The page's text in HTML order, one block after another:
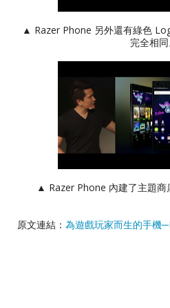
▲ Razer Phone 另外還有綠色
完全相同
▲ Razer Phone 內建了主題商
原文連結： 為遊戲玩家而生的手機